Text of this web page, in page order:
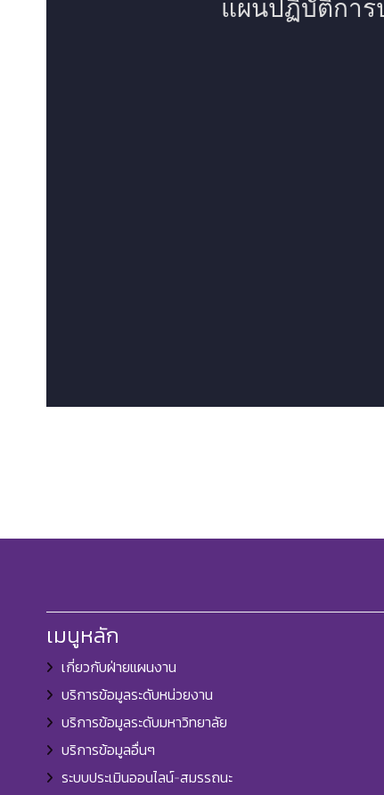
เมนูหลัก
เกี่ยวกับฝ่ายแผนงาน
บริการข้อมูลระดับหน่วยงาน
บริการข้อมูลระดับมหาวิทยาลัย
บริการข้อมูลอื่นๆ
ระบบประเมินออนไลน์-สมรรถนะ